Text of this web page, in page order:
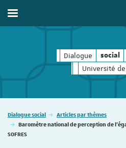
Dialogue social
social
Université
Afficher / masquer le menu
Vous êtes ici :
Dialogue social
Articles par thèmes
Baromètre national de perception de
SOFRES